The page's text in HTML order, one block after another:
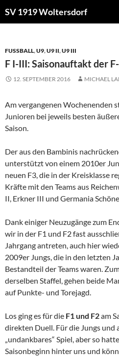
Inhalt
SV 1919 Woltersdorf
FUSSBALL ,U9,U9 II,U9 III
F I-III: Saisonauftakt der
12. SEPTEMBER 2016 MICHAEL
Am vergangenen Wochenenden
Junioren bei jeweils besten
Saison.
Der aus den Bambinis
unterstützt von einem 2010er
neuen F3, die in der Kreisklasse
Kräfte mit den Teams aus
II, Erkner III und Germania
Dank einiger Neuzugänge zum
wir in der F1 und F2 fast
Jahrgang antreten, auch hier
2009er Jungs, die in den letzten
Bestandteil der Teams waren.
derselben Staffel, gehen beide
auf Punkte- und Torejagd.
Los ging es für die F1 und F2am
direkten Duell. Für die Jungs und
„undankbares“ Spiel, aber so
Saisonbeginn hinter uns und